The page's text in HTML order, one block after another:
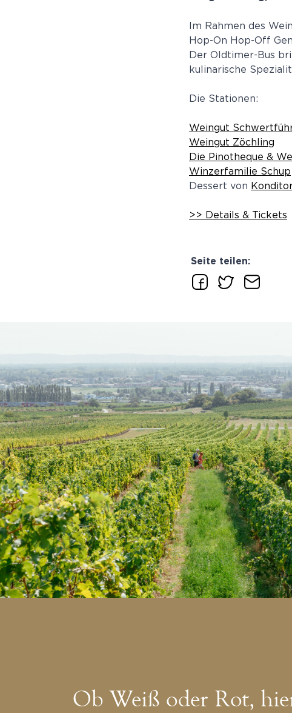
Im Rahmen des
Hop-On Hop-Off
Der Oldtimer-Bus
kulinarische
Die Stationen:
Weingut
Weingut Zöchling
Die Pinotheque &
Winzerfamilie Schup
Dessert von
>> Details & Tickets
Seite teilen:
Ob Weiß oder Rot,